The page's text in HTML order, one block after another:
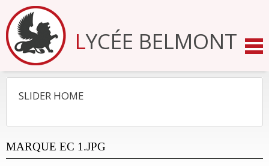
Aller
au
contenu.
|
Aller
LYCÉE BELMONT
NAVIGATION
SLIDER HOME
MARQUE EC 1.JPG